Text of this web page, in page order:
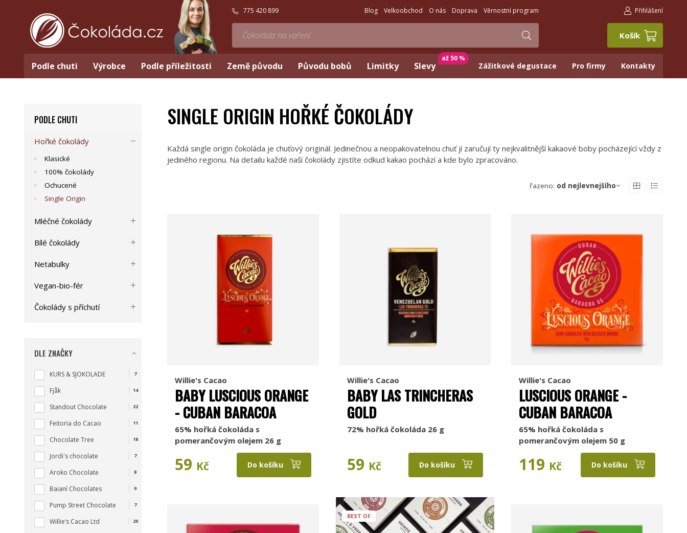
775 420 899 Blog Velkoobchod O nás Doprava Věrnostní program Přihlášení
Košík
Podle chuti Výrobce Podle příležitosti Země původu Původu bobů Limitky Slevy
až 50 %
Zážitkové degustace Pro firmy Kontakty
SINGLE ORIGIN HOŘKÉ ČOKOLÁDY
Každá single origin čokoláda je chuťový originál. Jedinečnou a neopakovatelnou chuť jí zaručují ty nejkvalitnější kakaové boby pocházející vždy z
jediného regionu. Na detailu každé naší čokolády zjistíte odkud kakao pochází a kde bylo zpracováno.
řazeno: od nejlevnejšího
Willie's Cacao
BABY LUSCIOUS ORANGE
- CUBAN BARACOA
65% hořká čokoláda s
pomerančovým olejem 26 g
59 Kč Do košíku
Willie's Cacao
BABY LAS TRINCHERAS
GOLD
72% hořká čokoláda 26 g
59 Kč Do košíku
Willie's Cacao
LUSCIOUS ORANGE -
CUBAN BARACOA
65% hořká čokoláda s
pomerančovým olejem 50 g
119 Kč Do košíku
BEST OF
PODLE CHUTI
Hořké čokolády
Klasické
100% čokolády
Ochucené
Single Origin
Mléčné čokolády
Bílé čokolády
Netabulky
Vegan-bio-fér
Čokolády s příchutí
DLE ZNAČKY
KURS & SJOKOLADE 7
Fjåk 14
Standout Chocolate 22
Feitoria do Cacao 11
Chocolate Tree 18
Jordi's chocolate 7
Aroko Chocolate 8
Baianí Chocolates 9
Pump Street Chocolate 7
Willie’s Cacao Ltd 20